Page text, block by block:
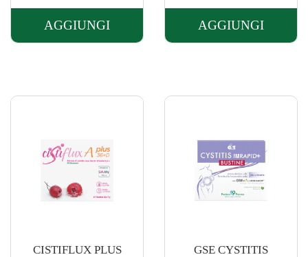
AGGIUNGI
AGGIUNGI CIS400
AGGIUNGI
AGGIUNGI
CISTIFLUX PLUS
GSE CYSTITIS